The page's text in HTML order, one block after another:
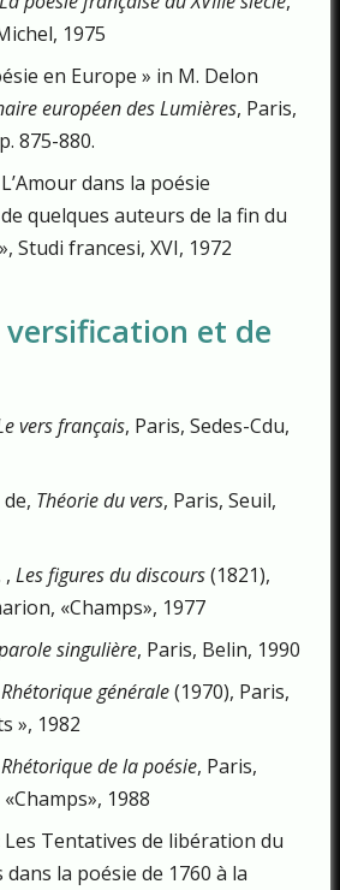
1975
en Europe » in M. Delon
européen des Lumières, Paris,
875-880.
dans la poésie
quelques auteurs de la fin du
Studi francesi, XVI, 1972
et de
vers français, Paris, Sedes-Cdu,
Théorie du vers, Paris, Seuil,
, Les figures du discours(1821),
«Champs», 1977
singulière, Paris, Belin, 1990
Rhétorique générale(1970), Paris,
», 1982
Rhétorique de la poésie, Paris,
1988
Les Tentatives de libération du
la poésie de 1760 à la